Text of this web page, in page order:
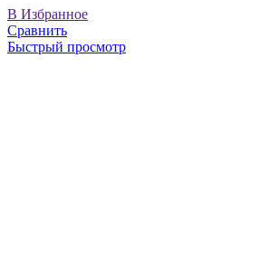
В Избранное
Сравнить
Быстрый просмотр